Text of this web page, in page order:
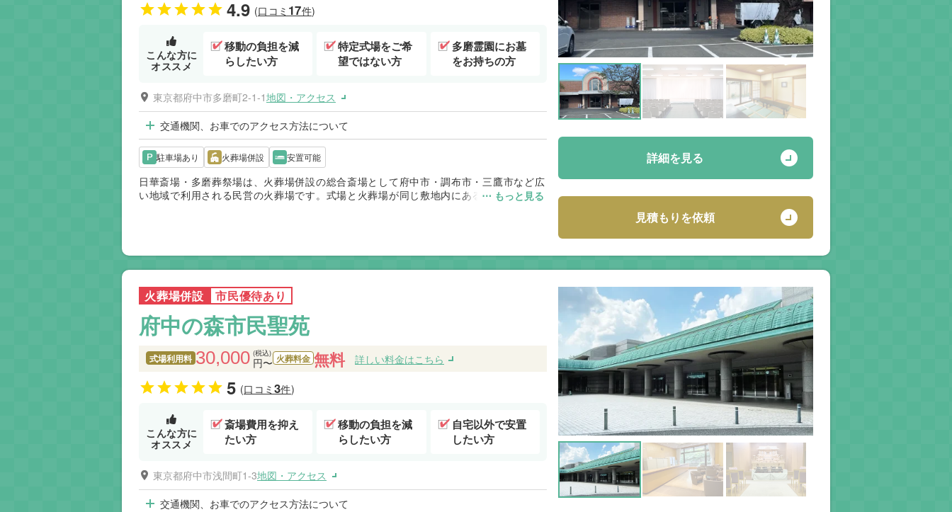
4.9 (口コミ 17件)
こんな方に
オススメ
移動の負担を減
らしたい方
特定式場をご希
望ではない方
多磨霊園にお墓
をお持ちの方
東京都府中市多磨町2-1-1地図・アクセス
交通機関、お車でのアクセス方法について
駐車場あり 火葬場併設 安置可能
日華斎場・多磨葬祭場は、火葬場併設の総合斎場として府中市・調布市・三鷹市など広
い地域で利用される民営の火葬場です。式場と火葬場が同じ敷地内にあるため移動が少
⋯ もっと見る
詳細を見る
見積もりを依頼
火葬場併設 市民優待あり
府中の森市民聖苑
式場利用料 (税込)
30,000 円〜 火葬料金 無料 詳しい料金はこちら
5 (口コミ3件)
こんな方に
オススメ
斎場費用を抑え
たい方
移動の負担を減
らしたい方
自宅以外で安置
したい方
東京都府中市浅間町1-3地図・アクセス
交通機関、お車でのアクセス方法について